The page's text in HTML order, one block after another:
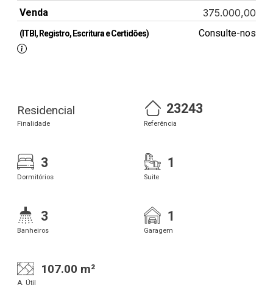
Venda
375.000,00
(ITBI, Registro, Escritura e Certidões) Consulte-nos
Residencial
Finalidade
23243
Referência
3
Dormitórios
1
Suite
3
Banheiros
1
Garagem
107.00 m²
A. Útil